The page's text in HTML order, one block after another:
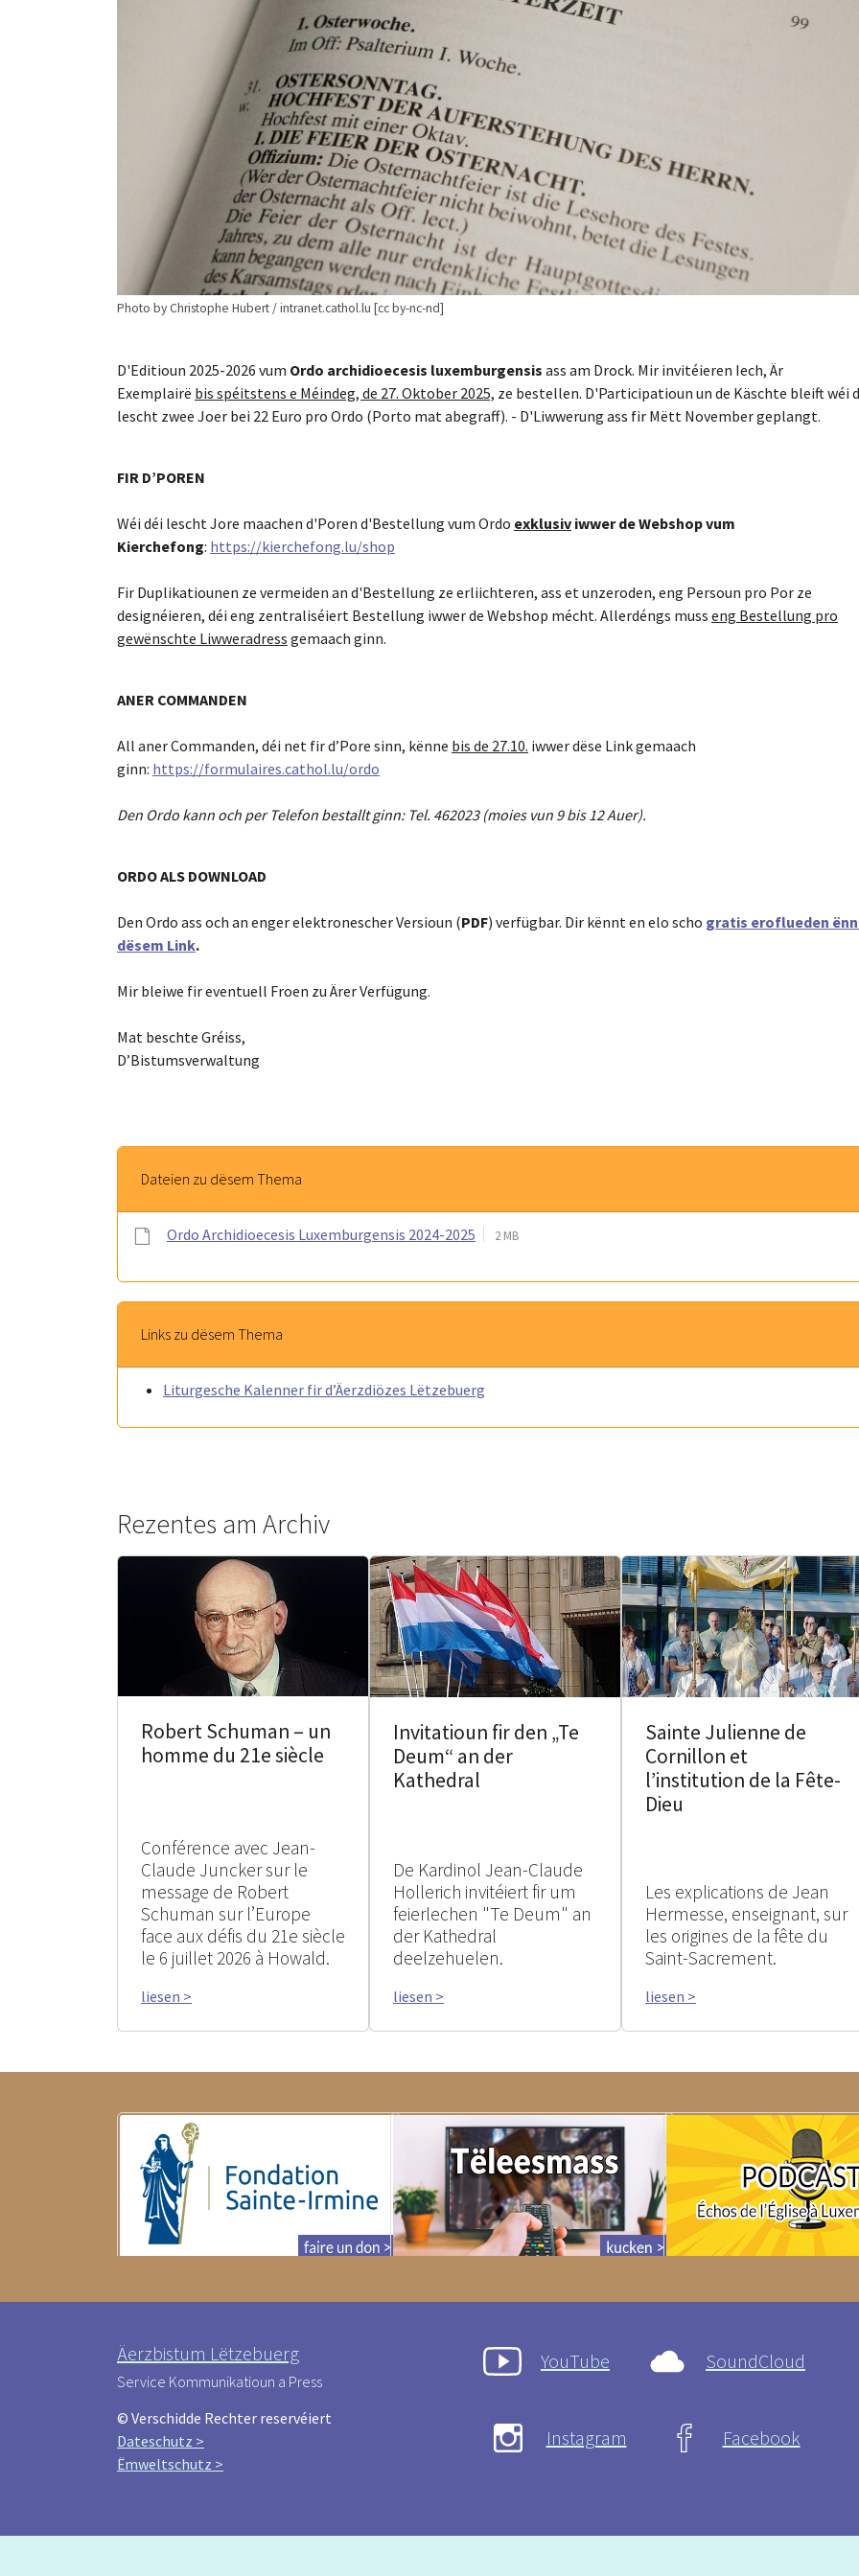
Photo by Christophe Hubert / intranet.cathol.lu [cc by-nc-nd]
D'Editioun 2025-2026 vum Ordo archidioecesis luxemburgensis ass am Drock. Mir invitéieren Iech, Är
Exemplairë bis spéitstens e Méindeg, de 27. Oktober 2025, ze bestellen. D'Participatioun un de Käschte bleift wéi
lescht zwee Joer bei 22 Euro pro Ordo (Porto mat abegraff). - D'Liwwerung ass fir Mëtt November geplangt.
FIR D’POREN
Wéi déi lescht Jore maachen d'Poren d'Bestellung vum Ordo exklusiv iwwer de Webshop vum
Kierchefong: https://kierchefong.lu/shop
Fir Duplikatiounen ze vermeiden an d'Bestellung ze erliichteren, ass et unzeroden, eng Persoun pro Por ze
designéieren, déi eng zentraliséiert Bestellung iwwer de Webshop mécht. Allerdéngs muss eng Bestellung pro
gewënschte Liwweradress gemaach ginn.
ANER COMMANDEN
All aner Commanden, déi net fir d’Pore sinn, kënne bis de 27.10. iwwer dëse Link gemaach
ginn: https://formulaires.cathol.lu/ordo
Den Ordo kann och per Telefon bestallt ginn: Tel. 462023 (moies vun 9 bis 12 Auer).
ORDO ALS DOWNLOAD
Den Ordo ass och an enger elektronescher Versioun (PDF) verfügbar. Dir kënnt en elo scho gratis eroflueden
dësem Link.
Mir bleiwe fir eventuell Froen zu Ärer Verfügung.
Mat beschte Gréiss,
D’Bistumsverwaltung
Dateien zu dësem Thema
Ordo Archidioecesis Luxemburgensis 2024-2025 2 MB
Links zu dësem Thema
Liturgesche Kalenner fir d’Äerzdiözes Lëtzebuerg
Rezentes am Archiv
Robert Schuman – un
homme du 21e siècle
Conférence avec Jean-
Claude Juncker sur le
message de Robert
Schuman sur l’Europe
face aux défis du 21e siècle
le 6 juillet 2026 à Howald.
liesen >
Invitatioun fir den „Te
Deum“ an der
Kathedral
De Kardinol Jean-Claude
Hollerich invitéiert fir um
feierlechen "Te Deum" an
der Kathedral
deelzehuelen.
liesen >
Sainte Julienne de
Cornillon et
l’institution de la Fête-
Dieu
Les explications de Jean
Hermesse, enseignant, sur
les origines de la fête du
Saint-Sacrement.
liesen >
Äerzbistum Lëtzebuerg
Service Kommunikatioun a Press
© Verschidde Rechter reservéiert
Dateschutz >
Ëmweltschutz >
YouTube SoundCloud
Instagram Facebook